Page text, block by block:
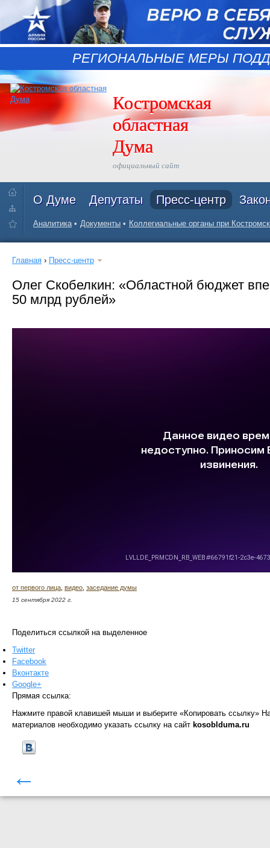
РЕГИОНАЛЬНЫЕ МЕРЫ
Костромская
областная
Дума
официальный сайт
О Думе Депутаты Пресс-центр
Аналитика Документы Коллегиальные органы при
Главная › Пресс-центр
Олег Скобелкин: «Областной бюджет
50 млрд рублей»
от первого лица видео заседание думы
15 сентября 2022 г.
Поделиться ссылкой на выделенное
Twitter
Facebook
Вконтакте
Google+
Прямая ссылка:
Нажмите правой клавишей мыши и выберите «Копировать ссылку»
материалов необходимо указать ссылку на сайт kosoblduma.ru
←